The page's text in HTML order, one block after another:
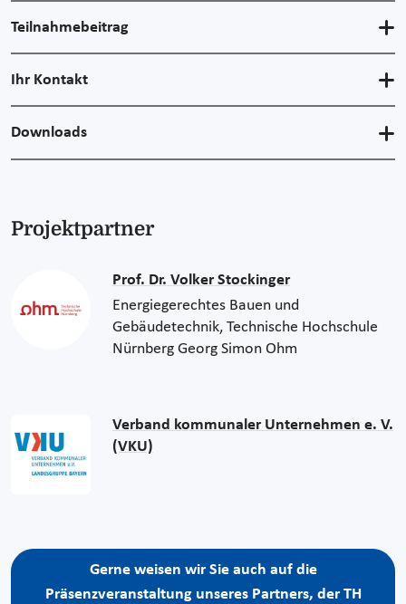
Teilnahmebeitrag
Ihr Kontakt
Downloads
Projektpartner
Prof. Dr. Volker Stockinger
Energiegerechtes Bauen und
Gebäudetechnik, Technische Hochschule
Nürnberg Georg Simon Ohm
Verband kommunaler Unternehmen e. V.
(VKU)
Gerne weisen wir Sie auch auf die
Präsenzveranstaltung unseres Partners, der TH